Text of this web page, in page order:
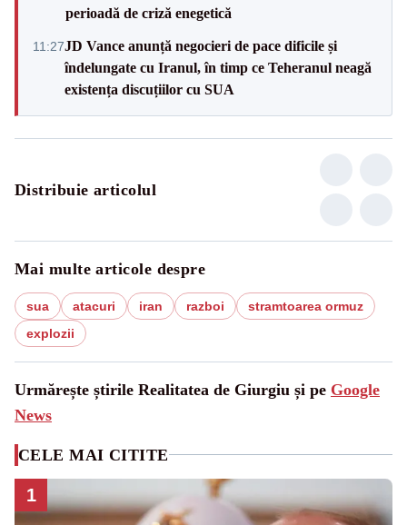
perioadă de criză enegetică
11:27JD Vance anunță negocieri de pace dificile și
îndelungate cu Iranul, în timp ce Teheranul neagă
existența discuțiilor cu SUA
Distribuie articolul
Mai multe articole despre
sua atacuri iran razboi
stramtoarea ormuz
explozii
Urmărește știrile Realitatea de Giurgiu și pe Google
News
CELE MAI CITITE
1